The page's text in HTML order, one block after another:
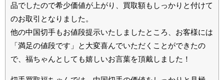
品でしたので希少価値が上がり、買取額もしっかりと付けて
のお取引となりました。
他の中国切手もお値段提示いたしましたところ、お客様には
「満足の値段です」と大変喜んでいただくことができたの
で、福ちゃんとしても嬉しいお言葉を頂戴しました！